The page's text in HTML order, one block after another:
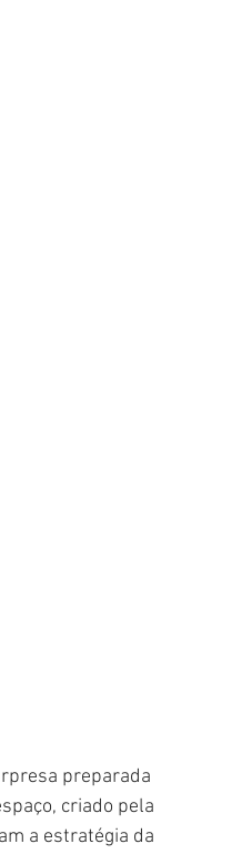
preparada
criado pela
a estratégia da